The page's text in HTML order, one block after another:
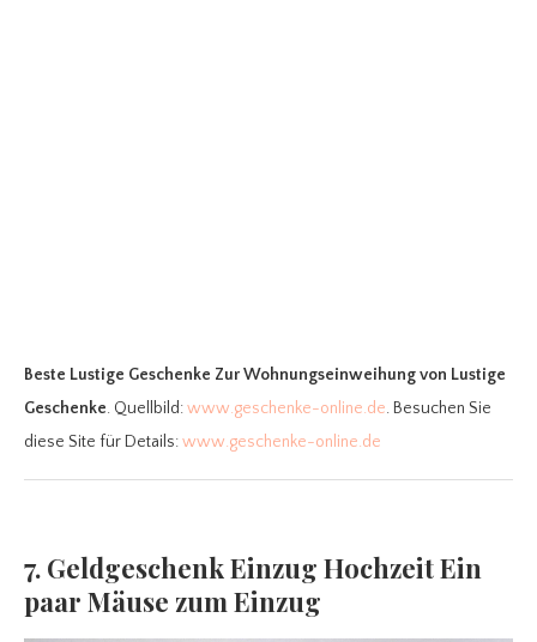
Beste Lustige Geschenke Zur Wohnungseinweihungvon Lustige
Geschenke. Quellbild:www.geschenke-online.de. Besuchen Sie
diese Site für Details:www.geschenke-online.de
7. Geldgeschenk Einzug Hochzeit Ein
paar Mäuse zum Einzug